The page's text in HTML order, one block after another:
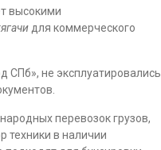
высокими
для коммерческого
СПб», не эксплуатировались
перевозок грузов,
техники в наличии